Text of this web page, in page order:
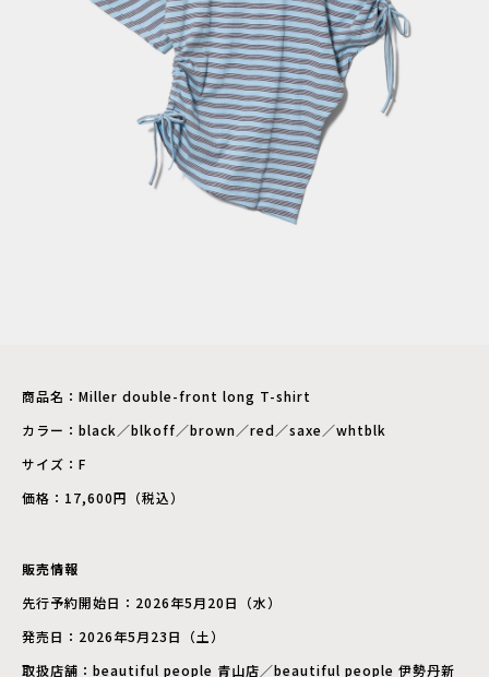
商品名：Miller double-front long T-shirt
カラー：black／blkoff／brown／red／saxe／whtblk
サイズ：F
価格：17,600円（税込）
販売情報
先行予約開始日：2026年5月20日（水）
発売日：2026年5月23日（土）
取扱店舗：beautiful people 青山店／beautiful people 伊勢丹新